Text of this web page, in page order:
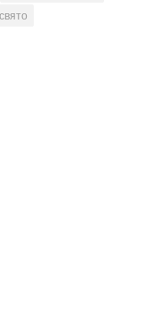
свято